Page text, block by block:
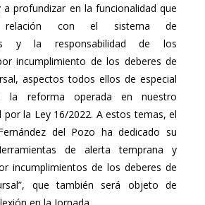
profundizar en la funcionalidad que
relación con el sistema de
y la responsabilidad de los
incumplimiento de los deberes de
aspectos todos ellos de especial
la reforma operada en nuestro
por la Ley 16/2022. A estos temas, el
del Pozo ha dedicado su
de alerta temprana y
incumplimientos de los deberes de
que también será objeto de